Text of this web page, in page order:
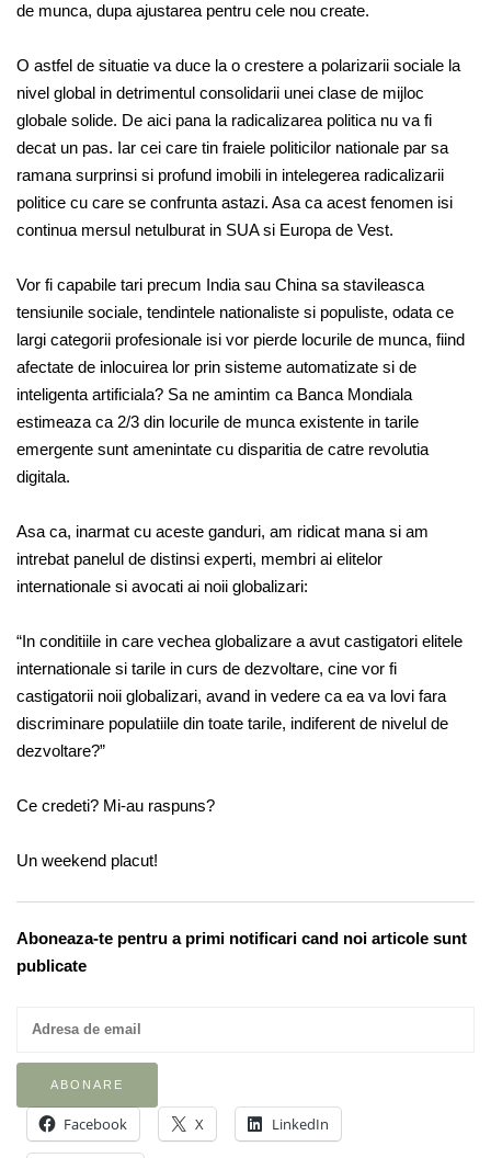
de munca, dupa ajustarea pentru cele nou create.
O astfel de situatie va duce la o crestere a polarizarii sociale la
nivel global in detrimentul consolidarii unei clase de mijloc
globale solide. De aici pana la radicalizarea politica nu va fi
decat un pas. Iar cei care tin fraiele politicilor nationale par sa
ramana surprinsi si profund imobili in intelegerea radicalizarii
politice cu care se confrunta astazi. Asa ca acest fenomen isi
continua mersul netulburat in SUA si Europa de Vest.
Vor fi capabile tari precum India sau China sa stavileasca
tensiunile sociale, tendintele nationaliste si populiste, odata ce
largi categorii profesionale isi vor pierde locurile de munca, fiind
afectate de inlocuirea lor prin sisteme automatizate si de
inteligenta artificiala? Sa ne amintim ca Banca Mondiala
estimeaza ca 2/3 din locurile de munca existente in tarile
emergente sunt amenintate cu disparitia de catre revolutia
digitala.
Asa ca, inarmat cu aceste ganduri, am ridicat mana si am
intrebat panelul de distinsi experti, membri ai elitelor
internationale si avocati ai noii globalizari:
“In conditiile in care vechea globalizare a avut castigatori elitele
internationale si tarile in curs de dezvoltare, cine vor fi
castigatorii noii globalizari, avand in vedere ca ea va lovi fara
discriminare populatiile din toate tarile, indiferent de nivelul de
dezvoltare?”
Ce credeti? Mi-au raspuns?
Un weekend placut!
Aboneaza-te pentru a primi notificari cand noi articole sunt
publicate
Facebook X LinkedIn